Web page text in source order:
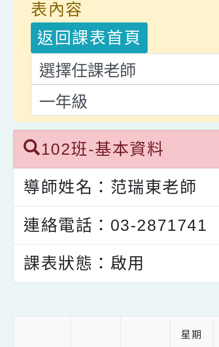
表內容
返回課表首頁
102班-基本資料
導師姓名：范瑞東老師
連絡電話：03-2871741
課表狀態：啟用
星期